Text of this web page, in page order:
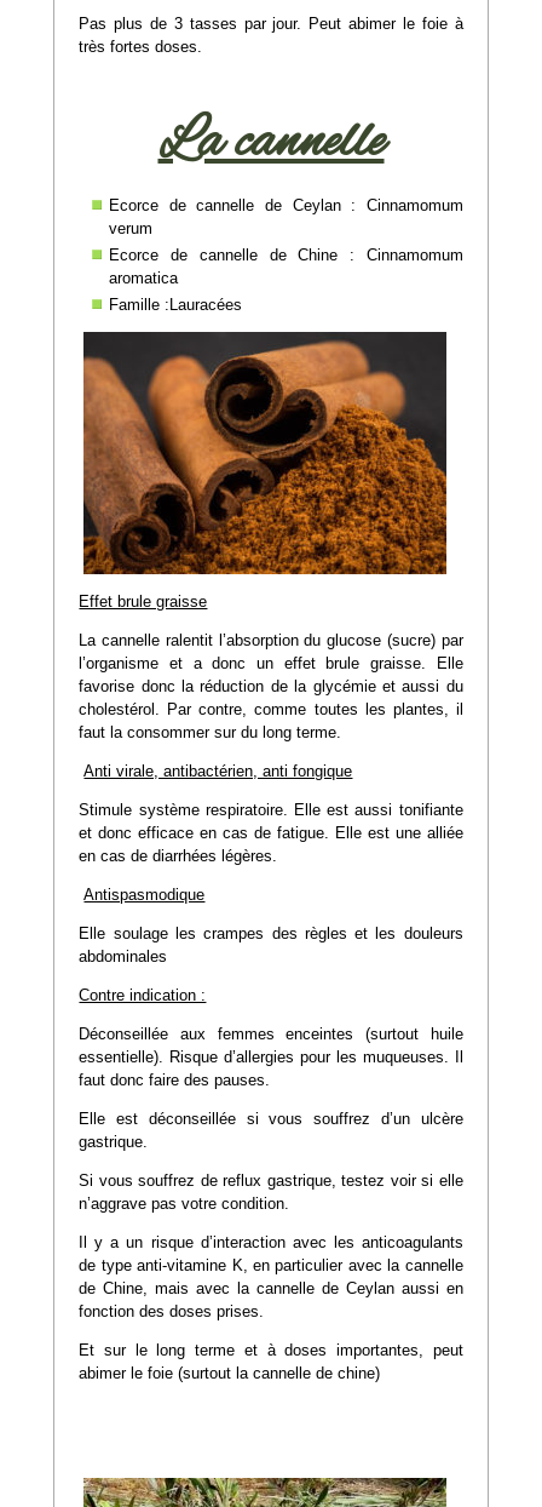
Pas plus de 3 tasses par jour. Peut abimer le foie à
très fortes doses.
La cannelle
Ecorce de cannelle de Ceylan : Cinnamomum
verum
Ecorce de cannelle de Chine : Cinnamomum
aromatica
Famille :Lauracées
Effet brule graisse
La cannelle ralentit l’absorption du glucose (sucre) par
l’organisme et a donc un effet brule graisse. Elle
favorise donc la réduction de la glycémie et aussi du
cholestérol. Par contre, comme toutes les plantes, il
faut la consommer sur du long terme.
Anti virale, antibactérien, anti fongique
Stimule système respiratoire. Elle est aussi tonifiante
et donc efficace en cas de fatigue. Elle est une alliée
en cas de diarrhées légères.
Antispasmodique
Elle soulage les crampes des règles et les douleurs
abdominales
Contre indication :
Déconseillée aux femmes enceintes (surtout huile
essentielle). Risque d’allergies pour les muqueuses. Il
faut donc faire des pauses.
Elle est déconseillée si vous souffrez d’un ulcère
gastrique.
Si vous souffrez de reflux gastrique, testez voir si elle
n’aggrave pas votre condition.
Il y a un risque d’interaction avec les anticoagulants
de type anti-vitamine K, en particulier avec la cannelle
de Chine, mais avec la cannelle de Ceylan aussi en
fonction des doses prises.
Et sur le long terme et à doses importantes, peut
abimer le foie (surtout la cannelle de chine)